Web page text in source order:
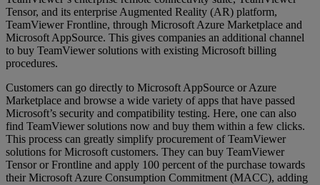
Tensor, and its enterprise Augmented Reality (AR) platform,
TeamViewer Frontline, through Microsoft Azure Marketplace and
Microsoft AppSource. This gives companies an additional channel
to buy TeamViewer solutions with existing Microsoft billing
procedures.
Customers can go directly to Microsoft AppSource or Azure
Marketplace and browse a wide variety of apps that have passed
Microsoft’s security and compatibility testing. Here, one can also
find TeamViewer solutions now and buy them within a few clicks.
This process can greatly simplify procurement of TeamViewer
solutions for Microsoft customers. They can buy TeamViewer
Tensor or Frontline and apply 100 percent of the purchase towards
their Microsoft Azure Consumption Commitment (MACC), adding